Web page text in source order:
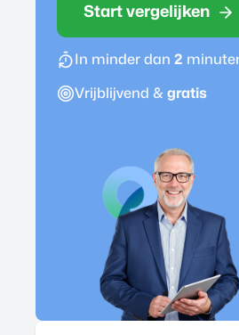
Start vergelijken
In minder dan 2
Vrijblijvend & gratis